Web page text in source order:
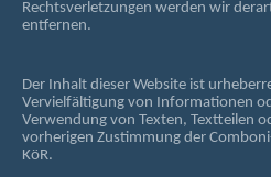
Rechtsverletzungen werden wir
entfernen.
Der Inhalt dieser Website ist
Vervielfältigung von Informationen
Verwendung von Texten, Textteilen
vorherigen Zustimmung der
KöR.